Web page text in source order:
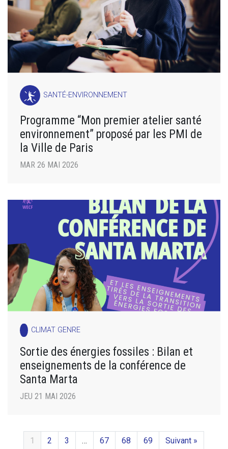
SANTÉ-ENVIRONNEMENT
Programme “Mon premier atelier santé
environnement” proposé par les PMI de
la Ville de Paris
MAR 26 MAI 2026
CLIMAT GENRE
Sortie des énergies fossiles : Bilan et
enseignements de la conférence de
Santa Marta
JEU 21 MAI 2026
1 2 3 … 67 68 69 Suivant »